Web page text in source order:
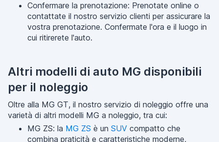
Confermare la prenotazione: Prenotate online o
contattate il nostro servizio clienti per assicurare la
vostra prenotazione. Confermate l'ora e il luogo in
cui ritirerete l'auto.
Altri modelli di auto MG disponibili
per il noleggio
Oltre alla MG GT, il nostro servizio di noleggio offre una
varietà di altri modelli MG a noleggio, tra cui:
MG ZS: la MG ZS è un SUV compatto che
combina praticità e caratteristiche moderne,